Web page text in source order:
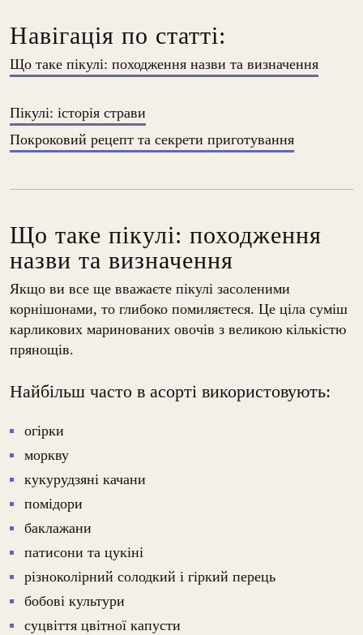
Навігація по статті:
Що таке пікулі: походження назви та визначення
Пікулі: історія страви
Покроковий рецепт та секрети приготування
Що таке пікулі: походження
назви та визначення
Якщо ви все ще вважаєте пікулі засоленими
корнішонами, то глибоко помиляєтеся. Це ціла суміш
карликових маринованих овочів з великою кількістю
прянощів.
Найбільш часто в асорті використовують:
огірки
моркву
кукурудзяні качани
помідори
баклажани
патисони та цукіні
різноколірний солодкий і гіркий перець
бобові культури
суцвіття цвітної капусти